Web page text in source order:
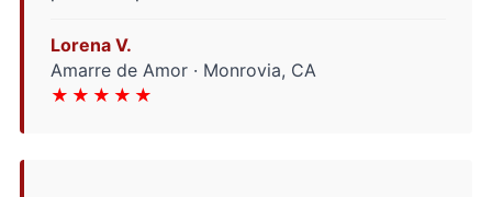
Lorena V.
Amarre de Amor · Monrovia, CA
★★★★★